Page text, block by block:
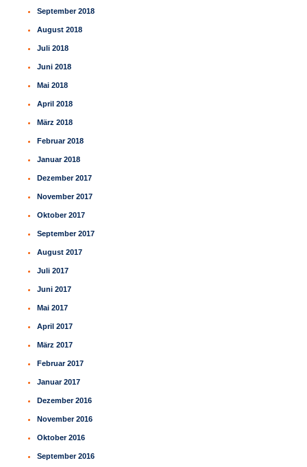
September 2018
August 2018
Juli 2018
Juni 2018
Mai 2018
April 2018
März 2018
Februar 2018
Januar 2018
Dezember 2017
November 2017
Oktober 2017
September 2017
August 2017
Juli 2017
Juni 2017
Mai 2017
April 2017
März 2017
Februar 2017
Januar 2017
Dezember 2016
November 2016
Oktober 2016
September 2016